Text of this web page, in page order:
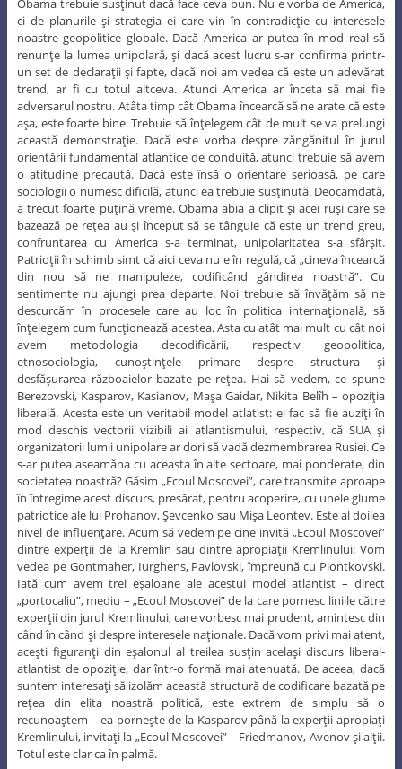
Obama trebuie susţinut dacă face ceva bun. Nu e vorba de America,
ci de planurile şi strategia ei care vin în contradicţie cu interesele
noastre geopolitice globale. Dacă America ar putea în mod real să
renunţe la lumea unipolară, şi dacă acest lucru s-ar confirma printr-
un set de declaraţii şi fapte, dacă noi am vedea că este un adevărat
trend, ar fi cu totul altceva. Atunci America ar înceta să mai fie
adversarul nostru. Atâta timp cât Obama încearcă să ne arate că este
aşa, este foarte bine. Trebuie să înţelegem cât de mult se va prelungi
această demonstraţie. Dacă este vorba despre zăngănitul în jurul
orientării fundamental atlantice de conduită, atunci trebuie să avem
o atitudine precaută. Dacă este însă o orientare serioasă, pe care
sociologii o numesc dificilă, atunci ea trebuie susţinută. Deocamdată,
a trecut foarte puţină vreme. Obama abia a clipit şi acei ruşi care se
bazează pe reţea au şi început să se tânguie că este un trend greu,
confruntarea cu America s-a terminat, unipolaritatea s-a sfârşit.
Patrioţii în schimb simt că aici ceva nu e în regulă, că „cineva încearcă
din nou să ne manipuleze, codificând gândirea noastră”. Cu
sentimente nu ajungi prea departe. Noi trebuie să învăţăm să ne
descurcăm în procesele care au loc în politica internaţională, să
înţelegem cum funcţionează acestea. Asta cu atât mai mult cu cât noi
avem metodologia decodificării, respectiv geopolitica,
etnosociologia, cunoştinţele primare despre structura şi
desfăşurarea războaielor bazate pe reţea. Hai să vedem, ce spune
Berezovski, Kasparov, Kasianov, Maşa Gaidar, Nikita Belîh – opoziţia
liberală. Acesta este un veritabil model atlatist: ei fac să fie auziţi în
mod deschis vectorii vizibili ai atlantismului, respectiv, că SUA şi
organizatorii lumii unipolare ar dori să vadă dezmembrarea Rusiei. Ce
s-ar putea aseamăna cu aceasta în alte sectoare, mai ponderate, din
societatea noastră? Găsim „Ecoul Moscovei”, care transmite aproape
în întregime acest discurs, presărat, pentru acoperire, cu unele glume
patriotice ale lui Prohanov, Şevcenko sau Mişa Leontev. Este al doilea
nivel de influenţare. Acum să vedem pe cine invită „Ecoul Moscovei”
dintre experţii de la Kremlin sau dintre apropiaţii Kremlinului: Vom
vedea pe Gontmaher, Iurghens, Pavlovski, împreună cu Piontkovski.
Iată cum avem trei eşaloane ale acestui model atlantist – direct
„portocaliu”, mediu – „Ecoul Moscovei” de la care pornesc liniile către
experţii din jurul Kremlinului, care vorbesc mai prudent, amintesc din
când în când şi despre interesele naţionale. Dacă vom privi mai atent,
aceşti figuranţi din eşalonul al treilea susţin acelaşi discurs liberal-
atlantist de opoziţie, dar într-o formă mai atenuată. De aceea, dacă
suntem interesaţi să izolăm această structură de codificare bazată pe
reţea din elita noastră politică, este extrem de simplu să o
recunoaştem – ea porneşte de la Kasparov până la experţii apropiaţi
Kremlinului, invitaţi la „Ecoul Moscovei” – Friedmanov, Avenov şi alţii.
Totul este clar ca în palmă.